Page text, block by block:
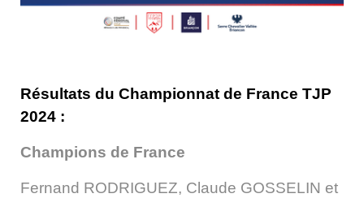
Résultats du Championnat de France TJP
2024 :
Champions de France
Fernand RODRIGUEZ, Claude GOSSELIN et